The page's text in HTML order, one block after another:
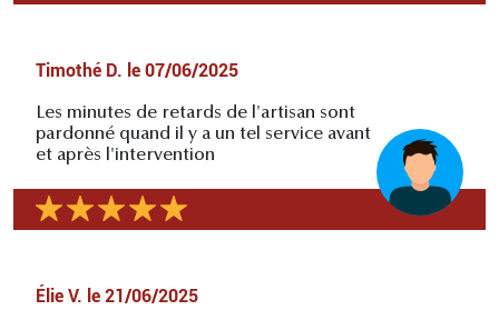
Timothé D. le 07/06/2025
Les minutes de retards de l'artisan sont
pardonné quand il y a un tel service avant
et après l'intervention
Élie V. le 21/06/2025